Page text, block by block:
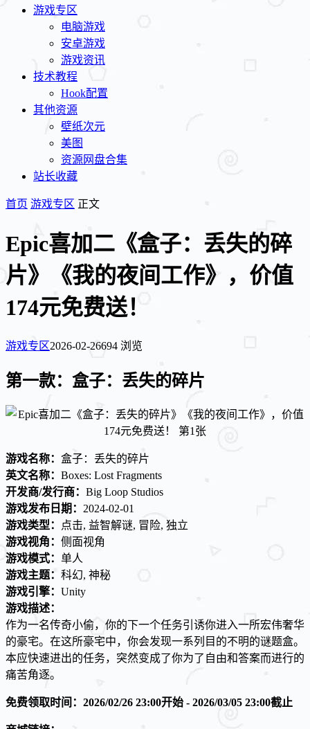
游戏专区
电脑游戏
安卓游戏
游戏资讯
技术教程
Hook配置
其他资源
壁纸次元
美图
资源网盘合集
站长收藏
首页 游戏专区 正文
Epic喜加二《盒子：丢失的碎
片》《我的夜间工作》，价值
174元免费送！
游戏专区2026-02-26694 浏览
第一款：盒子：丢失的碎片
游戏名称： 盒子：丢失的碎片
英文名称： Boxes: Lost Fragments
开发商/发行商： Big Loop Studios
游戏发布日期： 2024-02-01
游戏类型：
点击, 益智解谜, 冒险, 独立
游戏视角： 侧面视角
游戏模式： 单人
游戏主题： 科幻, 神秘
游戏引擎： Unity
游戏描述：
作为一名传奇小偷，你的下一个任务引诱你进入一所宏伟奢华
的豪宅。在这所豪宅中，你会发现一系列目的不明的谜题盒。
本应快速进出的任务，突然变成了你为了自由和答案而进行的
痛苦角逐。
免费领取时间：2026/02/26 23:00开始 - 2026/03/05 23:00截止